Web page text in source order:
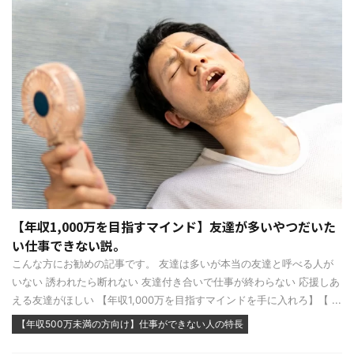
【年収1,000万を目指すマインド】友達が多いやつだいた
い仕事できない説。
こんな方にお勧めの記事です。 友達は多いが本当の友達と呼べる人が
いない 誘われたら断れない 友達付き合いで仕事が終わらない 応援しあ
える友達がほしい 【年収1,000万を目指すマインドを手に入れろ】【 ...
【年収500万未満の方向け】仕事ができない人の特長